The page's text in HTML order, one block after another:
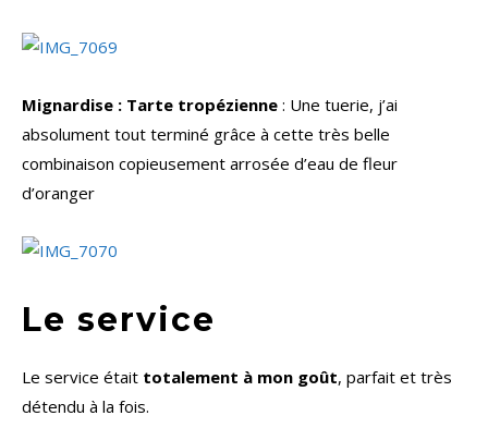
Mignardise : Tarte tropézienne : Une tuerie, j’ai
absolument tout terminé grâce à cette très belle
combinaison copieusement arrosée d’eau de fleur
d’oranger
Le service
Le service était totalement à mon goût, parfait et très
détendu à la fois.